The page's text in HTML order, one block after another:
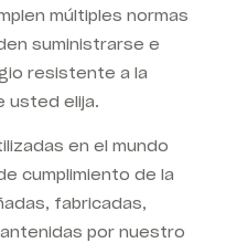
múltiples normas
suministrarse e
resistente a la
usted elija.
en el mundo
cumplimiento de la
fabricadas,
por nuestro